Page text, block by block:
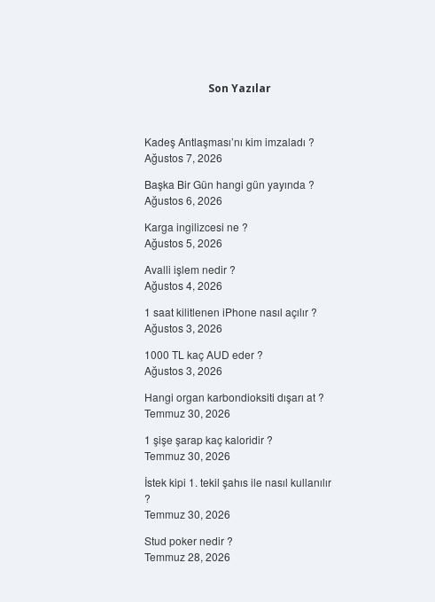
Son Yazılar
Kadeş Antlaşması’nı kim imzaladı ?
Ağustos 7, 2026
Başka Bir Gün hangi gün yayında ?
Ağustos 6, 2026
Karga ingilizcesi ne ?
Ağustos 5, 2026
Avalli işlem nedir ?
Ağustos 4, 2026
1 saat kilitlenen iPhone nasıl açılır ?
Ağustos 3, 2026
1000 TL kaç AUD eder ?
Ağustos 3, 2026
Hangi organ karbondioksiti dışarı at ?
Temmuz 30, 2026
1 şişe şarap kaç kaloridir ?
Temmuz 30, 2026
İstek kipi 1. tekil şahıs ile nasıl kullanılır
?
Temmuz 30, 2026
Stud poker nedir ?
Temmuz 28, 2026